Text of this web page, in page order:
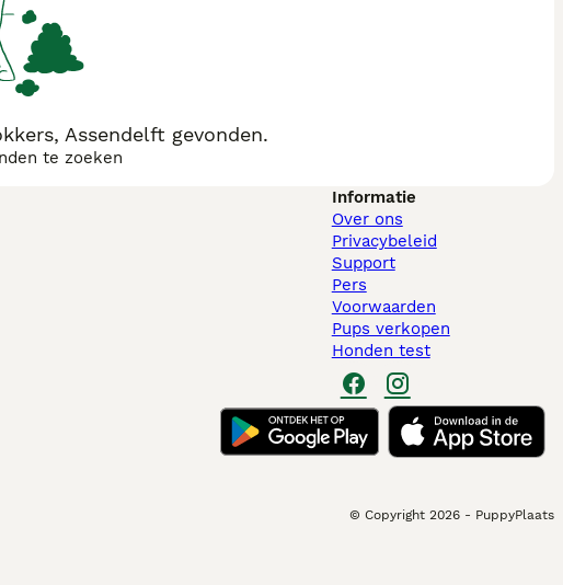
Assendelft gevonden.
te zoeken
Informatie
Over ons
Privacybeleid
Support
Pers
Voorwaarden
Pups verkopen
Honden test
© Copyright 2026 - PuppyPlaats